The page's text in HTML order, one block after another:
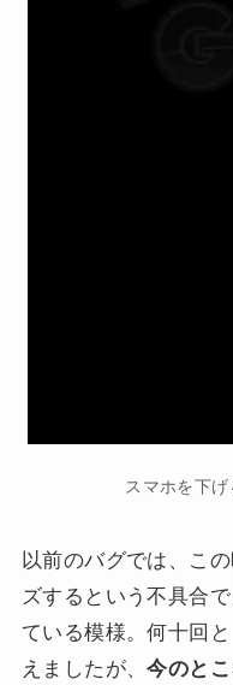
スマホを下
以前のバグでは、こ
ズするという不具合
ている模様。何十回
えましたが、今のと